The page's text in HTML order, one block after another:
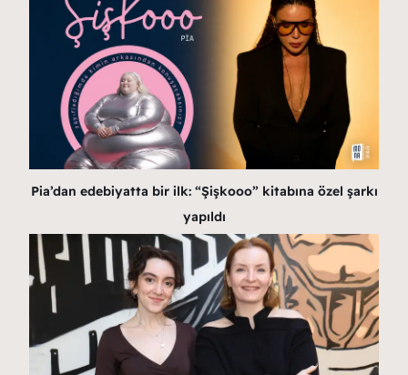
Pia’dan edebiyatta bir ilk: “Şişkooo” kitabına özel şarkı
yapıldı